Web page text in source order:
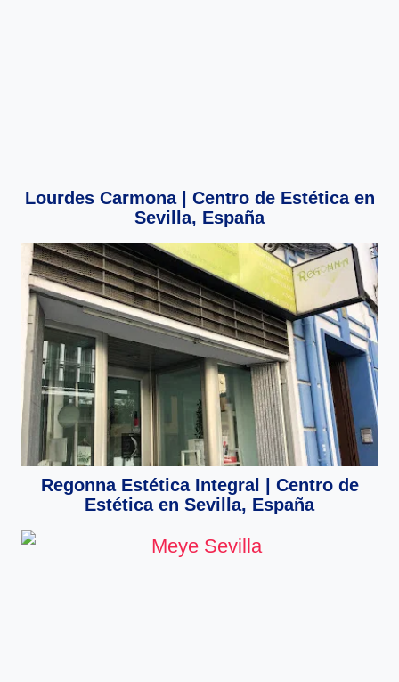
Lourdes Carmona | Centro de Estética en
Sevilla, España
Regonna Estética Integral | Centro de
Estética en Sevilla, España